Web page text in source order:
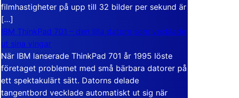
filmhastigheter på upp till 32 bilder per sekund är
[…]
IBM ThinkPad 701 – den lilla datorn som vecklade
ut sina vingar
När IBM lanserade ThinkPad 701 år 1995 löste
företaget problemet med små bärbara datorer på
ett spektakulärt sätt. Datorns delade
tangentbord vecklade automatiskt ut sig när